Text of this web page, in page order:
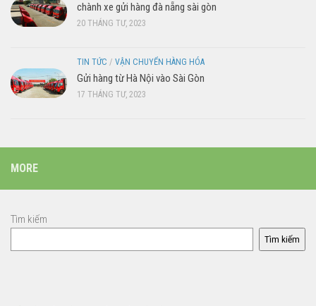
chành xe gửi hàng đà nẵng sài gòn
20 THÁNG TƯ, 2023
TIN TỨC / VẬN CHUYỂN HÀNG HÓA
Gửi hàng từ Hà Nội vào Sài Gòn
17 THÁNG TƯ, 2023
MORE
Tìm kiếm
Tìm kiếm